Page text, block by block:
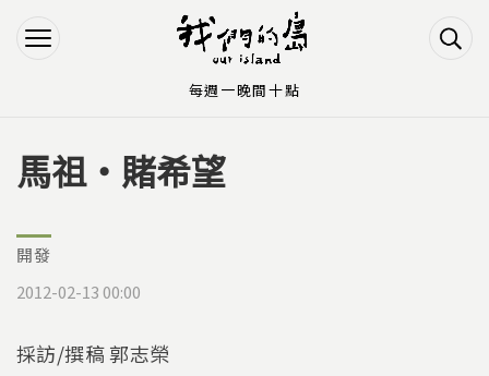
Jump to Navigation
Jump to Main content
您在這裡
馬祖‧賭希望
開發
2012-02-13 00:00
採訪/撰稿 郭志榮
每週一晚間十點